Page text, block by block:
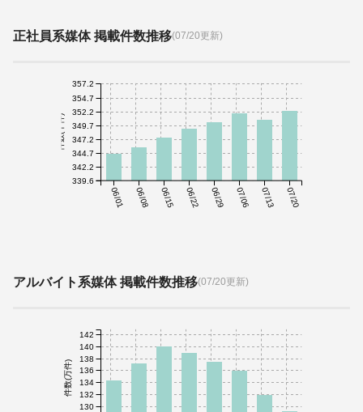
正社員系媒体 掲載件数推移(07/20更新)
06/01 06/08 06/15 06/22 06/29 07/06 07/13 07/20
件数(千件)
339.6
342.2
344.7
347.2
349.7
352.2
354.7
357.2
アルバイト系媒体 掲載件数推移(07/20更新)
件数(万件)
130
132
134
136
138
140
142